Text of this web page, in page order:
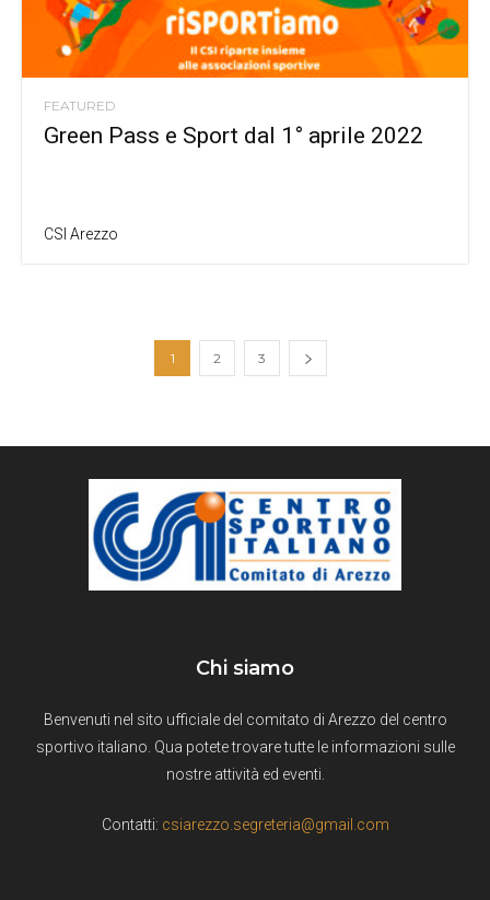
FEATURED
Green Pass e Sport dal 1° aprile 2022
CSI Arezzo
1 2 3
Chi siamo
Benvenuti nel sito ufficiale del comitato di Arezzo del centro
sportivo italiano. Qua potete trovare tutte le informazioni sulle
nostre attività ed eventi.
Contatti: csiarezzo.segreteria@gmail.com